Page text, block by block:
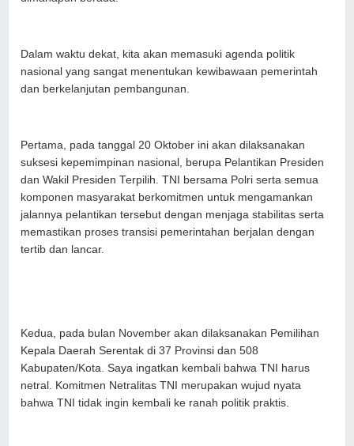
Dalam waktu dekat, kita akan memasuki agenda politik
nasional yang sangat menentukan kewibawaan pemerintah
dan berkelanjutan pembangunan.
Pertama, pada tanggal 20 Oktober ini akan dilaksanakan
suksesi kepemimpinan nasional, berupa Pelantikan Presiden
dan Wakil Presiden Terpilih. TNI bersama Polri serta semua
komponen masyarakat berkomitmen untuk mengamankan
jalannya pelantikan tersebut dengan menjaga stabilitas serta
memastikan proses transisi pemerintahan berjalan dengan
tertib dan lancar.
Kedua, pada bulan November akan dilaksanakan Pemilihan
Kepala Daerah Serentak di 37 Provinsi dan 508
Kabupaten/Kota. Saya ingatkan kembali bahwa TNI harus
netral. Komitmen Netralitas TNI merupakan wujud nyata
bahwa TNI tidak ingin kembali ke ranah politik praktis.